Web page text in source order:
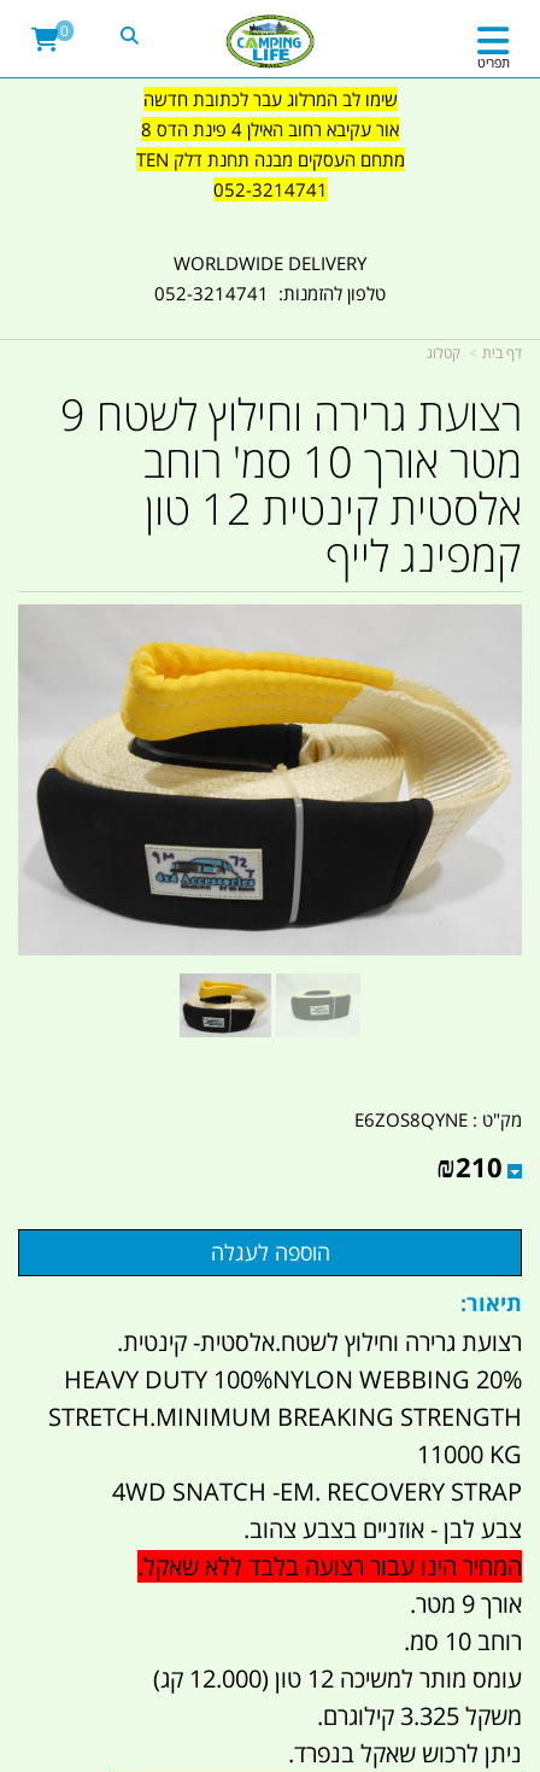
שימו לב המרלוג עבר לכתובת חדשה
אור עקיבא רחוב האילן 4 פינת הדס 8
מתחם העסקים מבנה תחנת דלק TEN
052-3214741
WORLDWIDE DELIVERY
טלפון להזמנות: 052-3214741
תפריט
0
דף בית קטלוג
רצועת גרירה וחילוץ לשטח 9
מטר אורך 10 סמ' רוחב
אלסטית קינטית 12 טון
קמפינג לייף
מק"ט : E6ZOS8QYNE
₪210
תיאור:
רצועת גרירה וחילוץ לשטח.אלסטית- קינטית.
HEAVY DUTY 100%NYLON WEBBING 20%
STRETCH.MINIMUM BREAKING STRENGTH
11000 KG
4WD SNATCH -EM. RECOVERY STRAP
צבע לבן - אוזניים בצבע צהוב.
המחיר הינו עבור רצועה בלבד ללא שאקל.
אורך 9 מטר.
רוחב 10 סמ.
עומס מותר למשיכה 12 טון (12.000 קג)
משקל 3.325 קילוגרם.
ניתן לרכוש שאקל בנפרד.